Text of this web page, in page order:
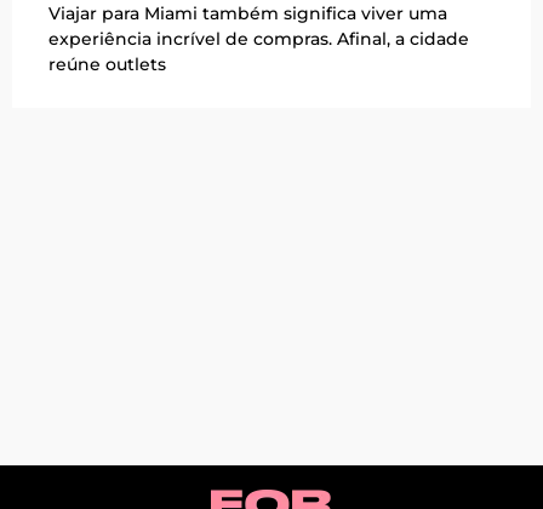
Viajar para Miami também significa viver uma
experiência incrível de compras. Afinal, a cidade
reúne outlets